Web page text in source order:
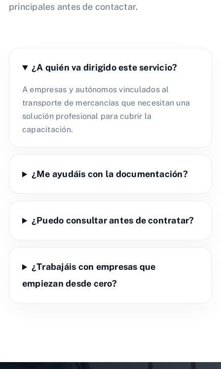
principales antes de contactar.
¿A quién va dirigido este servicio?
A empresas y autónomos vinculados al
transporte de mercancías que necesitan una
solución profesional para cubrir la
capacitación.
¿Me ayudáis con la documentación?
¿Puedo consultar antes de contratar?
¿Trabajáis con empresas que
empiezan desde cero?